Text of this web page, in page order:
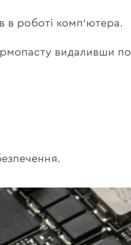
в роботі комп'ютера.
видаливши